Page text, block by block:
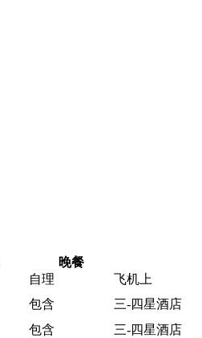
晚餐
自理
飞机上
包含
三-四星酒店
包含
三-四星酒店